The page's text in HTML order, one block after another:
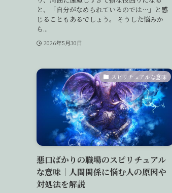
と、「自分がなめられているのでは…」と感
じることもあるでしょう。 そうした悩みか
ら...
2026年5月30日
スピリチュアルな意味
悪口ばかりの職場のスピリチュアル
な意味｜人間関係に悩む人の原因や
対処法を解説